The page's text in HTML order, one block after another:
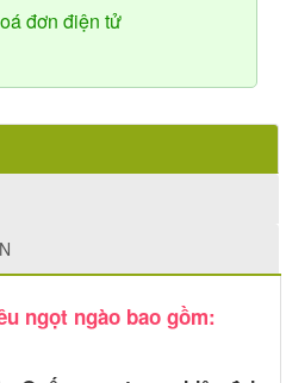
đơn điện tử
ngọt ngào bao gồm: